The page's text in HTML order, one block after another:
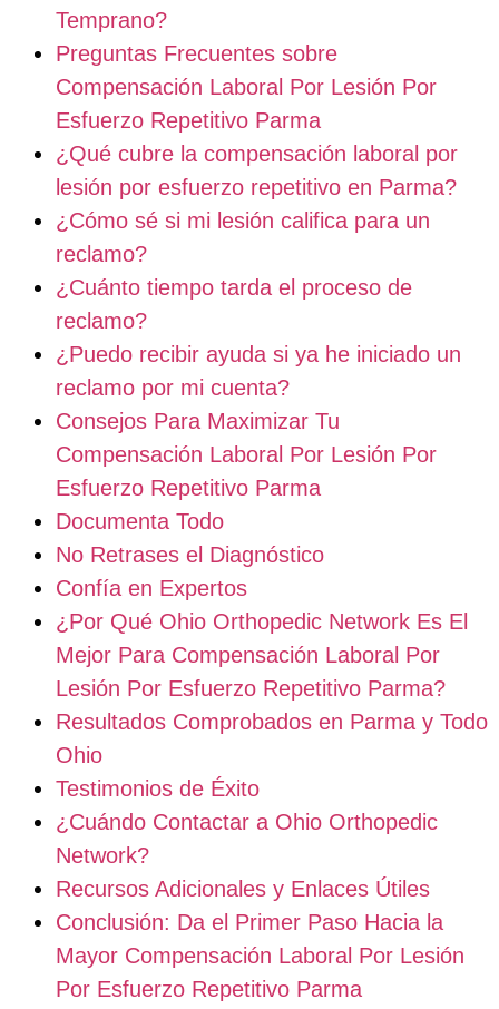
Temprano?
Preguntas Frecuentes sobre
Compensación Laboral Por Lesión Por
Esfuerzo Repetitivo Parma
¿Qué cubre la compensación laboral por
lesión por esfuerzo repetitivo en Parma?
¿Cómo sé si mi lesión califica para un
reclamo?
¿Cuánto tiempo tarda el proceso de
reclamo?
¿Puedo recibir ayuda si ya he iniciado un
reclamo por mi cuenta?
Consejos Para Maximizar Tu
Compensación Laboral Por Lesión Por
Esfuerzo Repetitivo Parma
Documenta Todo
No Retrases el Diagnóstico
Confía en Expertos
¿Por Qué Ohio Orthopedic Network Es El
Mejor Para Compensación Laboral Por
Lesión Por Esfuerzo Repetitivo Parma?
Resultados Comprobados en Parma y Todo
Ohio
Testimonios de Éxito
¿Cuándo Contactar a Ohio Orthopedic
Network?
Recursos Adicionales y Enlaces Útiles
Conclusión: Da el Primer Paso Hacia la
Mayor Compensación Laboral Por Lesión
Por Esfuerzo Repetitivo Parma